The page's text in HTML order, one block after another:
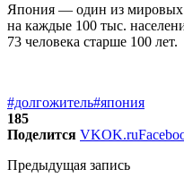
Япония — один из мировых
на каждые 100 тыс.
73 человека старше 100 лет.
#долгожитель#япония
185
Поделится VKOK.ru
Предыдущая запись